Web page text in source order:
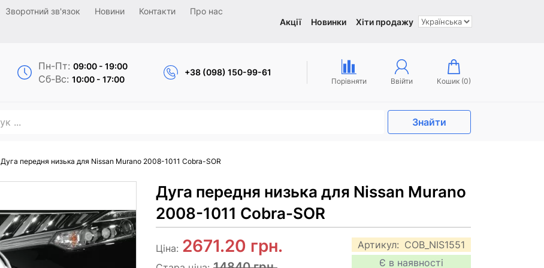
Зворотний зв'язок Новини Контакти Про нас
Акції Новинки Хіти продажу
Пн-Пт: 09:00 - 19:00
Сб-Вс: 10:00 - 17:00
+38 (098) 150-99-61
Порівняти Ввійти Кошик (0)
Знайти
Дуга передня низька для Nissan Murano 2008-1011 Cobra-SOR
Дуга передня низька для Nissan Murano
2008-1011 Cobra-SOR
Артикул: COB_NIS1551
Є в наявності
Ціна: 2671.20 грн.